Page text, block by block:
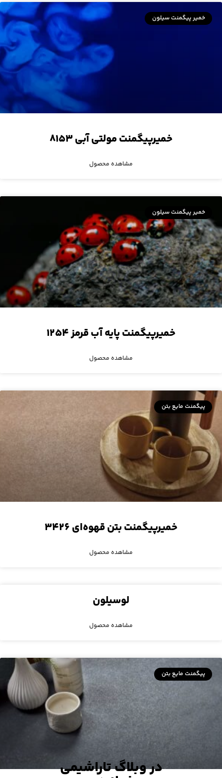
خمیر پیگمنت سیلون
خمیرپیگمنت مولتی آبی ۸۱۵۳
مشاهده محصول
خمیر پیگمنت سیلون
خمیرپیگمنت پایه آب قرمز ۱۲۵۴
مشاهده محصول
پیگمنت مایع بتن
خمیرپیگمنت بتن قهوه‌ای ۳۴۲۶
مشاهده محصول
لوسیلون
مشاهده محصول
پیگمنت مایع بتن
در وبلاگ تاراشیمی